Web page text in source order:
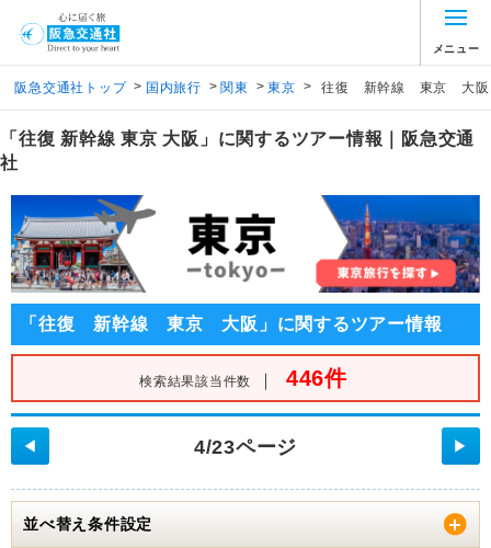
メニュー
阪急交通社トップ > 国内旅行 > 関東 > 東京 > 往復 新幹線 東京 大阪
「往復 新幹線 東京 大阪」に関するツアー情報｜阪急交通
社
「往復 新幹線 東京 大阪」に関するツアー情報
検索結果該当件数 ｜ 446件
4/23ページ
◀ ▶
並べ替え条件設定